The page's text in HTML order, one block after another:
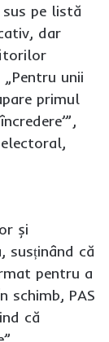
pe listă
dar
unii
primul
și
susținând că
pentru a
schimb, PAS
că